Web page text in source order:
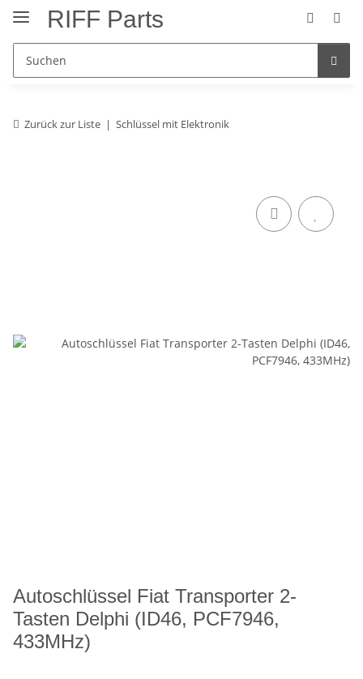
RIFF Parts
Zurück zur Liste Schlüssel mit Elektronik
Autoschlüssel Fiat Transporter 2-
Tasten Delphi (ID46, PCF7946,
433MHz)